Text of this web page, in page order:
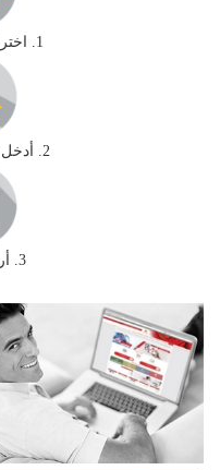
1. اختر الإدارة المعنية
2. أدخل مضمون الطلب
3. أرسل الطلب